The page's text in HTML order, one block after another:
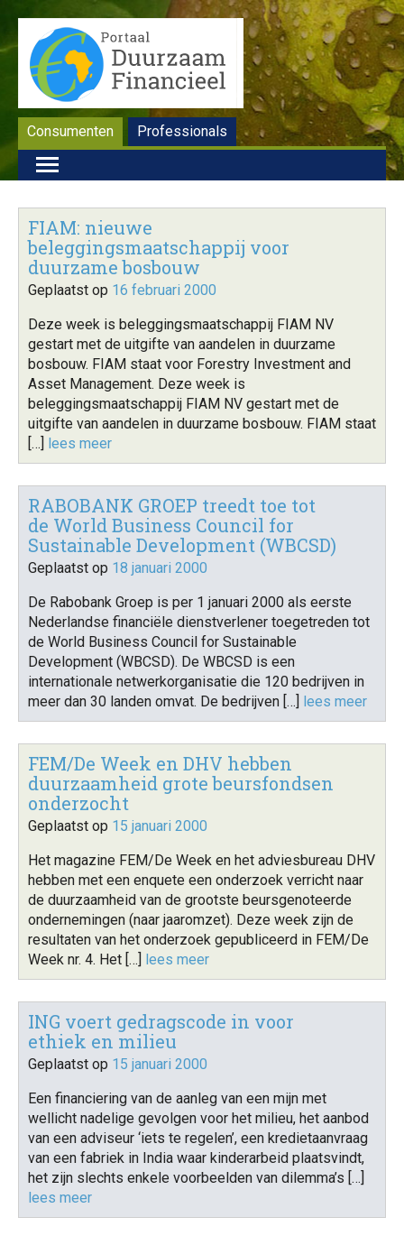
Consumenten Professionals
FIAM: nieuwe
beleggingsmaatschappij voor
duurzame bosbouw
Geplaatst op 16 februari 2000
Deze week is beleggingsmaatschappij FIAM NV
gestart met de uitgifte van aandelen in duurzame
bosbouw. FIAM staat voor Forestry Investment and
Asset Management. Deze week is
beleggingsmaatschappij FIAM NV gestart met de
uitgifte van aandelen in duurzame bosbouw. FIAM staat
[…] lees meer
RABOBANK GROEP treedt toe tot
de World Business Council for
Sustainable Development (WBCSD)
Geplaatst op 18 januari 2000
De Rabobank Groep is per 1 januari 2000 als eerste
Nederlandse financiële dienstverlener toegetreden tot
de World Business Council for Sustainable
Development (WBCSD). De WBCSD is een
internationale netwerkorganisatie die 120 bedrijven in
meer dan 30 landen omvat. De bedrijven […] lees meer
FEM/De Week en DHV hebben
duurzaamheid grote beursfondsen
onderzocht
Geplaatst op 15 januari 2000
Het magazine FEM/De Week en het adviesbureau DHV
hebben met een enquete een onderzoek verricht naar
de duurzaamheid van de grootste beursgenoteerde
ondernemingen (naar jaaromzet). Deze week zijn de
resultaten van het onderzoek gepubliceerd in FEM/De
Week nr. 4. Het […] lees meer
ING voert gedragscode in voor
ethiek en milieu
Geplaatst op 15 januari 2000
Een financiering van de aanleg van een mijn met
wellicht nadelige gevolgen voor het milieu, het aanbod
van een adviseur ‘iets te regelen’, een kredietaanvraag
van een fabriek in India waar kinderarbeid plaatsvindt,
het zijn slechts enkele voorbeelden van dilemma’s […]
lees meer